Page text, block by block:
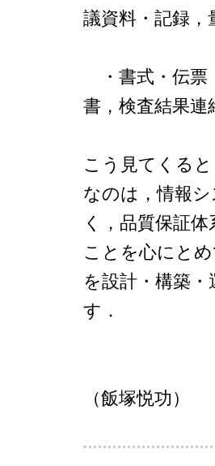
議資料・記録，
・書式・伝票
書，検査結果
こう見てくる
なのは，情報
く，品質保証
ことを心にと
を設計・構築
す．
（飯塚悦功）